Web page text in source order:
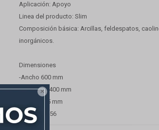

Aplicación: Apoyo
Linea del producto: Slim
Composición básica: Arcillas, feldespatos,
inorgánicos.
Dimensiones
-Ancho 600 mm
-Longitud: 400 mm
-Altura: 135 mm
-Peso: 14.656